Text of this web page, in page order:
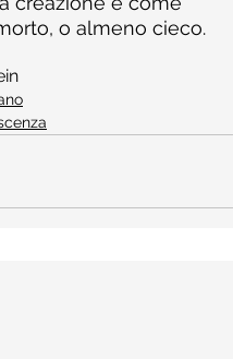
o almeno cieco.